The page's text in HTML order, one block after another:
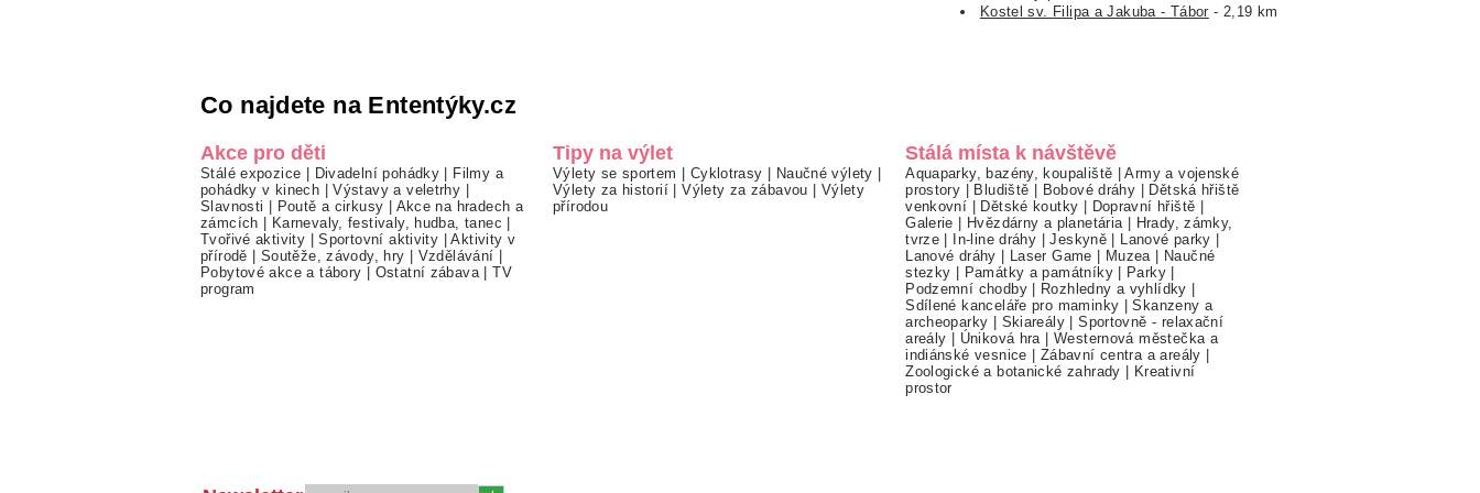
Kostel sv. Filipa a Jakuba - Tábor - 2,19 km
Co najdete na Ententýky.cz
Akce pro děti
Stálé expozice | Divadelní pohádky | Filmy a
pohádky v kinech |Výstavy a veletrhy |
Slavnosti | Poutě a cirkusy | Akce na hradech a
zámcích | Karnevaly, festivaly, hudba, tanec |
Tvořivé aktivity |Sportovní aktivity |Aktivity v
přírodě | Soutěže, závody, hry | Vzdělávání |
Pobytové akce a tábory | Ostatní zábava |TV
program
Tipy na výlet
Výlety se sportem | Cyklotrasy | Naučné výlety |
Výlety za historií |Výlety za zábavou | Výlety
přírodou
Stálá místa k návštěvě
Aquaparky, bazény, koupaliště |Army a vojenské
prostory | Bludiště | Bobové dráhy | Dětská hřiště
venkovní | Dětské koutky | Dopravní hřiště |
Galerie | Hvězdárny a planetária | Hrady, zámky,
tvrze | In-line dráhy |Jeskyně | Lanové parky |
Lanové dráhy | Laser Game | Muzea | Naučné
stezky | Památky a památníky| Parky |
Podzemní chodby| Rozhledny a vyhlídky |
Sdílené kanceláře pro maminky |Skanzeny a
archeoparky | Skiareály |Sportovně - relaxační
areály | Úniková hra |Westernová městečka a
indiánské vesnice | Zábavní centra a areály |
Zoologické a botanické zahrady | Kreativní
prostor